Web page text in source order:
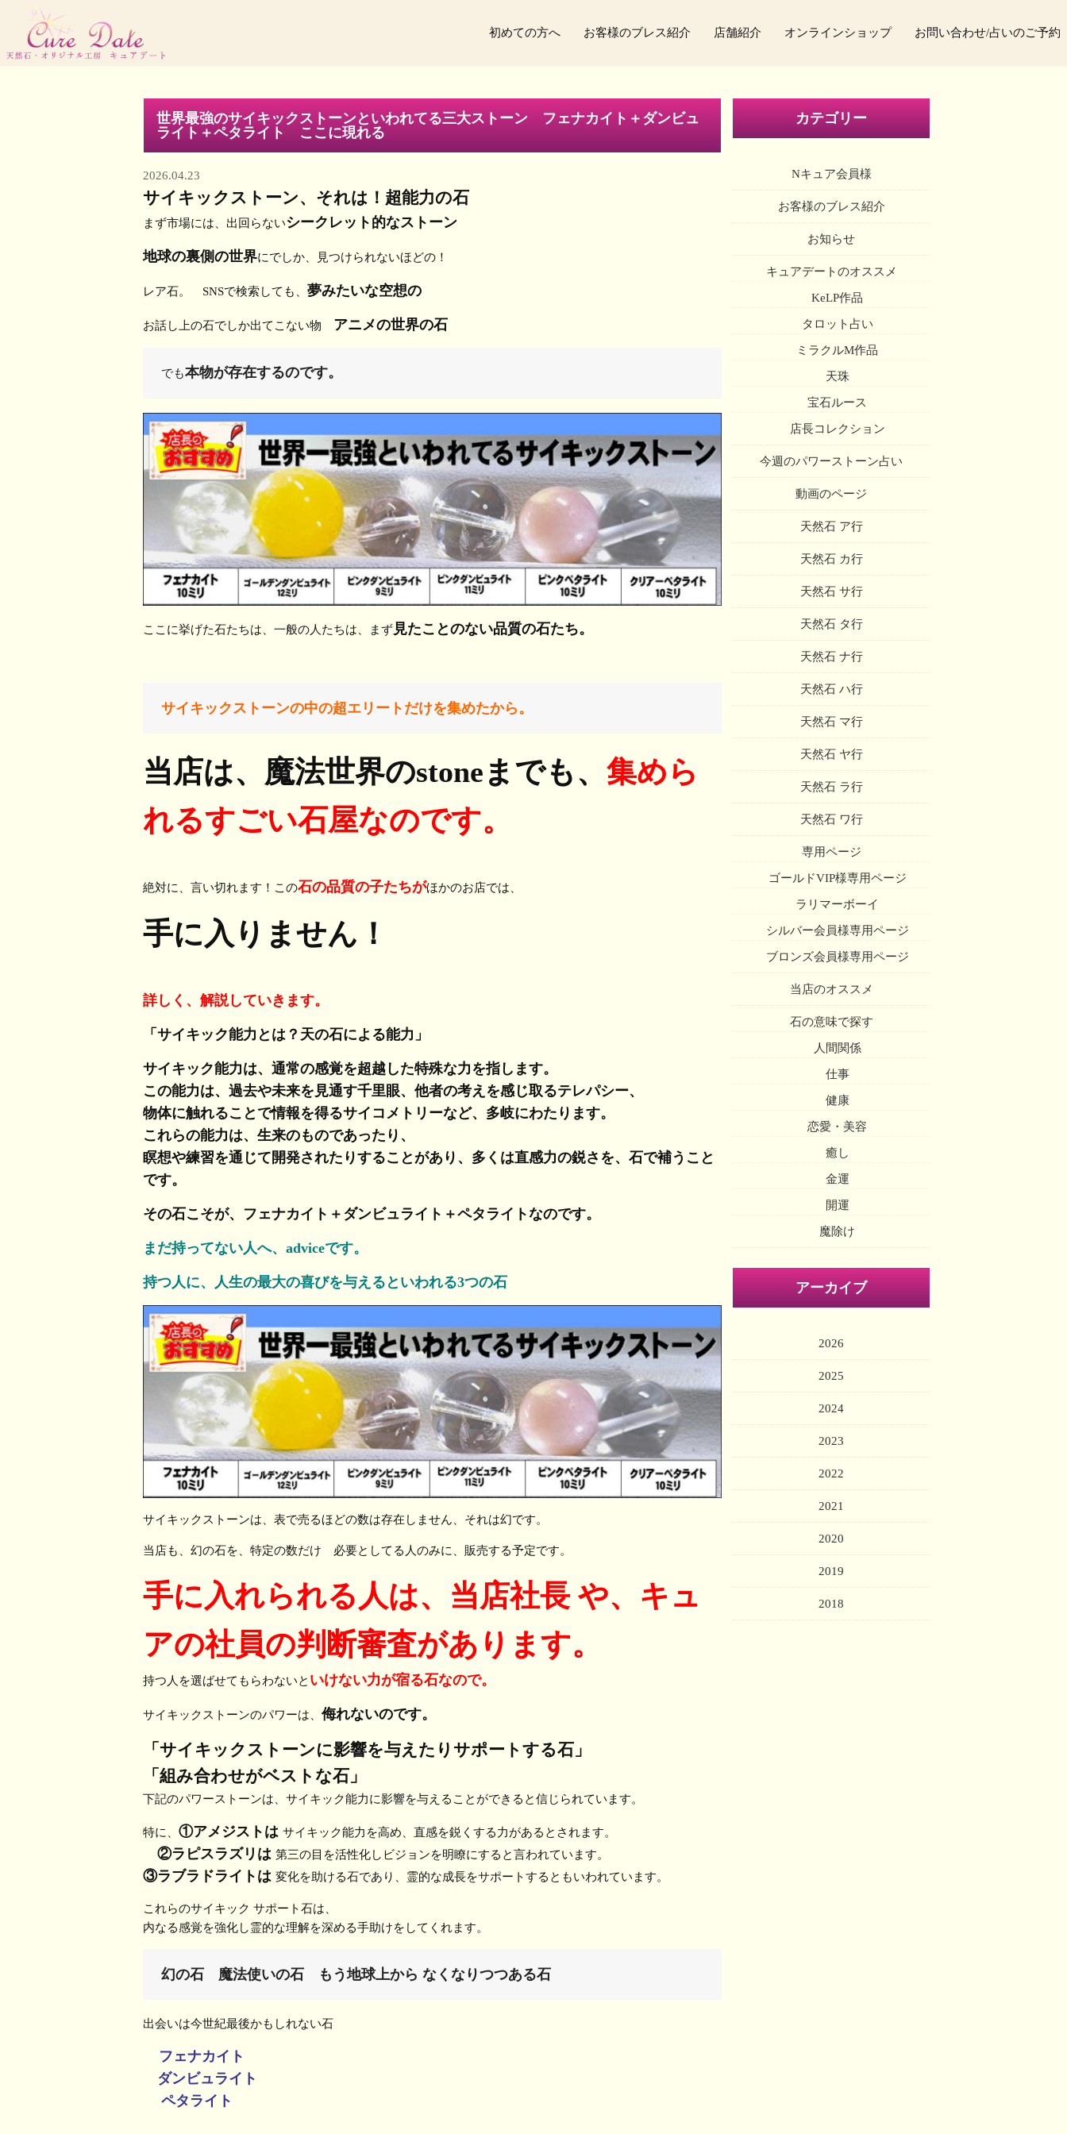
初めての方へ お客様のブレス紹介 店舗紹介 オンラインショップ お問い合わせ/占いのご予約
世界最強のサイキックストーンといわれてる三大ストーン フェナカイト＋ダンビュ
ライト＋ペタライト ここに現れる
2026.04.23
サイキックストーン、それは！超能力の石
まず市場には、出回らないシークレット的なストーン
地球の裏側の世界にでしか、見つけられないほどの！
レア石。 SNSで検索しても、 夢みたいな空想の
お話し上の石でしか出てこない物 アニメの世界の石
でも本物が存在するのです。
ここに挙げた石たちは、一般の人たちは、まず見たことのない品質の石たち。
サイキックストーンの中の超エリートだけを集めたから。
当店は、魔法世界のstoneまでも、 集めら
れるすごい石屋なのです。
絶対に、言い切れます！この石の品質の子たちがほかのお店では、
手に入りません！
詳しく、解説していきます。
「サイキック能力とは？天の石による能力」
サイキック能力は、通常の感覚を超越した特殊な力を指します。
この能力は、過去や未来を見通す千里眼、他者の考えを感じ取るテレパシー、
物体に触れることで情報を得るサイコメトリーなど、多岐にわたります。
これらの能力は、生来のものであったり、
瞑想や練習を通じて開発されたりすることがあり、多くは直感力の鋭さを、石で補うこと
です。
その石こそが、フェナカイト＋ダンビュライト＋ペタライトなのです。
まだ持ってない人へ、adviceです。
持つ人に、人生の最大の喜びを与えるといわれる3つの石
サイキックストーンは、表で売るほどの数は存在しません、それは幻です。
当店も、幻の石を、特定の数だけ 必要としてる人のみに、販売する予定です。
手に入れられる人は、当店社長 や、キュ
アの社員の判断審査があります。
持つ人を選ばせてもらわないと いけない力が宿る石なので。
サイキックストーンのパワーは、 侮れないのです。
「サイキックストーンに影響を与えたりサポートする石」
「組み合わせがベストな石」
下記のパワーストーンは、サイキック能力に影響を与えることができると信じられています。
特に、 ①アメジストは サイキック能力を高め、直感を鋭くする力があるとされます。
②ラピスラズリは 第三の目を活性化しビジョンを明瞭にすると言われています。
③ラブラドライトは 変化を助ける石であり、霊的な成長をサポートするともいわれています。
これらのサイキック サポート石は、
内なる感覚を強化し霊的な理解を深める手助けをしてくれます。
幻の石　魔法使いの石　もう地球上から なくなりつつある石
出会いは今世紀最後かもしれない石
フェナカイト
ダンビュライト
ペタライト
カテゴリー
Nキュア会員様
お客様のブレス紹介
お知らせ
キュアデートのオススメ
KeLP作品
タロット占い
ミラクルM作品
天珠
宝石ルース
店長コレクション
今週のパワーストーン占い
動画のページ
天然石 ア行
天然石 カ行
天然石 サ行
天然石 タ行
天然石 ナ行
天然石 ハ行
天然石 マ行
天然石 ヤ行
天然石 ラ行
天然石 ワ行
専用ページ
ゴールドVIP様専用ページ
ラリマーボーイ
シルバー会員様専用ページ
ブロンズ会員様専用ページ
当店のオススメ
石の意味で探す
人間関係
仕事
健康
恋愛・美容
癒し
金運
開運
魔除け
アーカイブ
2026
2025
2024
2023
2022
2021
2020
2019
2018